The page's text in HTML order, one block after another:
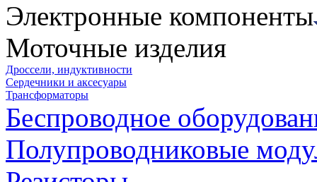
Электронные компоненты
Моточные изделия
Дроссели, индуктивности
Сердечники и аксесуары
Трансформаторы
Беспроводное
Полупроводниковые